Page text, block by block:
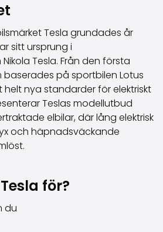
fordon
Tesla grundades år
sitt ursprung i
Tesla. Från den första
baserades på sportbilen Lotus
helt nya standarder för elektriskt
Teslas modellutbud
elbilar, där lång elektrisk
och häpnadsväckande
för?
du